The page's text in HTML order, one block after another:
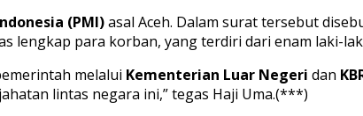
(PMI)asal Aceh. Dalam surat tersebut
lengkap para korban, yang terdiri dari enam laki-
melalui Kementerian Luar Negeri dan
lintas negara ini,” tegas Haji Uma.(***)